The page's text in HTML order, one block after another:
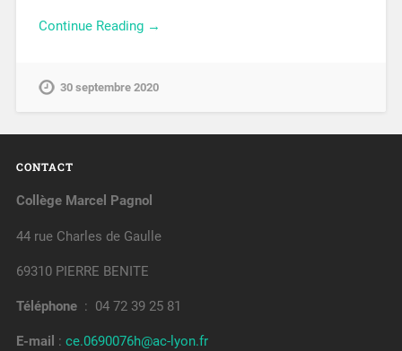
Continue Reading →
30 septembre 2020
CONTACT
Collège Marcel Pagnol
44 rue Charles de Gaulle
69310 PIERRE BENITE
Téléphone : 04 72 39 25 81
E-mail : ce.0690076h@ac-lyon.fr